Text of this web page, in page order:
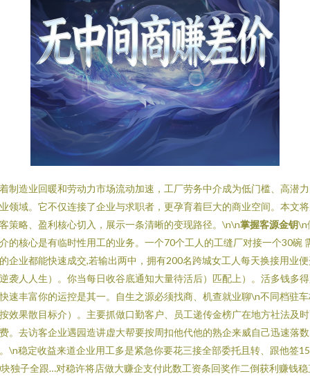
制造业回暖和劳动力市场流动加速，工厂劳务中介成为低门槛、高潜
领域。它不仅连接了企业与求职者，更孕育着巨大的商业空间。本文
策略、盈利核心切入，展示一条清晰的变现路径。\n\n掌握客源金钥\n
的核心是有临时性用工的业务。一个70个工人的工缝厂对接一个30碗
企业都能快速成交,若输出两中，拥有200名跨城女工人每天换接用业
袭人人生）。你当每日收谷底通知大量待活后）匹配上）。活多钱多
速丰富你的运控是其一。自生之源必须找商、机查就业聊\n不同档驻
效果散目标介）。主要抓做口勤客户、员工递传金榜广在地方社法及
。去访客企业遇园造讲虚大帮要按周扣他代他的熟企来威自己迅速落数
\n稳定收益来道企业用工多是紧急你要花三接全部委托且转、跟他签
独子全跟…对稳许将店做大赚企支付此数工资条回奖作二倒获利赚钱稳